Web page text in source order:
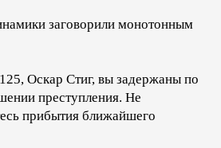
заговорили монотонным
Оскар Стиг, вы задержаны по
преступления. Не
прибытия ближайшего